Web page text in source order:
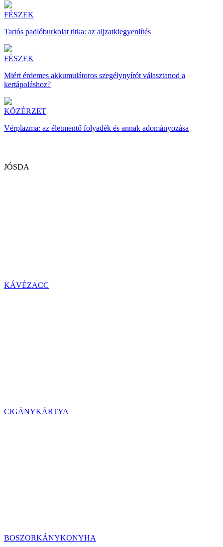
FÉSZEK
Tartós padlóburkolat titka: az aljzatkiegyenlítés
FÉSZEK
Miért érdemes akkumulátoros szegélynyírót választanod a
kertápoláshoz?
KÖZÉRZET
Vérplazma: az életmentő folyadék és annak adományozása
JÓSDA
KÁVÉZACC
CIGÁNYKÁRTYA
BOSZORKÁNYKONYHA